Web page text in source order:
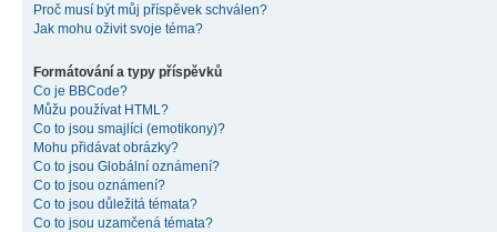
Proč musí být můj příspěvek schválen?
Jak mohu oživit svoje téma?
Formátování a typy příspěvků
Co je BBCode?
Můžu používat HTML?
Co to jsou smajlíci (emotikony)?
Mohu přidávat obrázky?
Co to jsou Globální oznámení?
Co to jsou oznámení?
Co to jsou důležitá témata?
Co to jsou uzamčená témata?